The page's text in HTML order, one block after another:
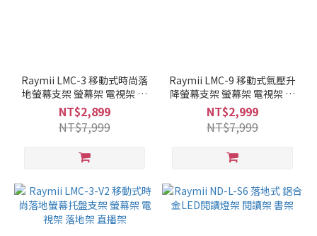
Raymii LMC-3 移動式時尚落
地螢幕支架 螢幕架 電視架 落
地架 直播架
NT$2,899
NT$7,999
Raymii LMC-9 移動式氣壓升
降螢幕支架 螢幕架 電視架 落
地架 直播架
NT$2,999
NT$7,999